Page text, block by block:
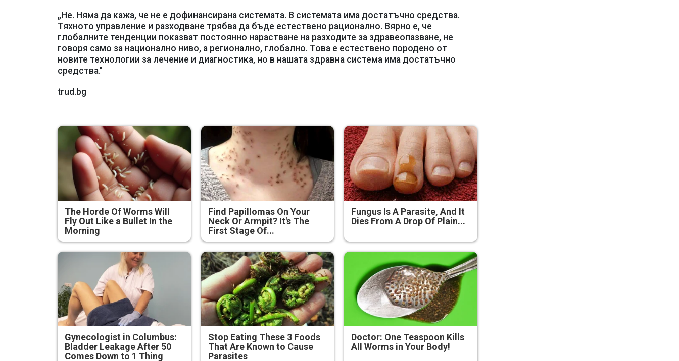
„Не. Няма да кажа, че не е дофинансирана системата. В системата има достатъчно средства.
Тяхното управление и разходване трябва да бъде естествено рационално. Вярно е, че
глобалните тенденции показват постоянно нарастване на разходите за здравеопазване, не
говоря само за национално ниво, а регионално, глобално. Това е естествено породено от
новите технологии за лечение и диагностика, но в нашата здравна система има достатъчно
средства."
trud.bg
The Horde Of Worms Will
Fly Out Like a Bullet In the
Morning
Find Papillomas On Your
Neck Or Armpit? It's The
First Stage Of...
Fungus Is A Parasite, And It
Dies From A Drop Of Plain...
Gynecologist in Columbus:
Bladder Leakage After 50
Comes Down to 1 Thing
Stop Eating These 3 Foods
That Are Known to Cause
Parasites
Doctor: One Teaspoon Kills
All Worms in Your Body!